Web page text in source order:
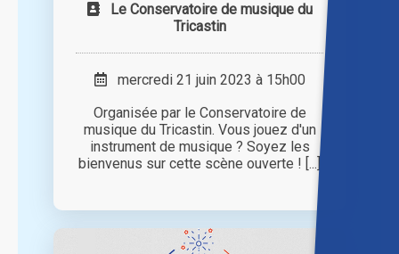
Le Conservatoire de musique du
Tricastin
mercredi 21 juin 2023 à 15h00
Organisée par le Conservatoire de
musique du Tricastin. Vous jouez d'un
instrument de musique ? Soyez les
bienvenus sur cette scène ouverte ! [...]